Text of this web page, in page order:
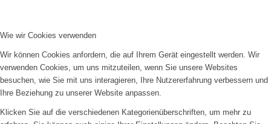
Wie wir Cookies verwenden
Wir können Cookies anfordern, die auf Ihrem Gerät eingestellt werden. Wir
verwenden Cookies, um uns mitzuteilen, wenn Sie unsere Websites
besuchen, wie Sie mit uns interagieren, Ihre Nutzererfahrung verbessern und
Ihre Beziehung zu unserer Website anpassen.
Klicken Sie auf die verschiedenen Kategorienüberschriften, um mehr zu